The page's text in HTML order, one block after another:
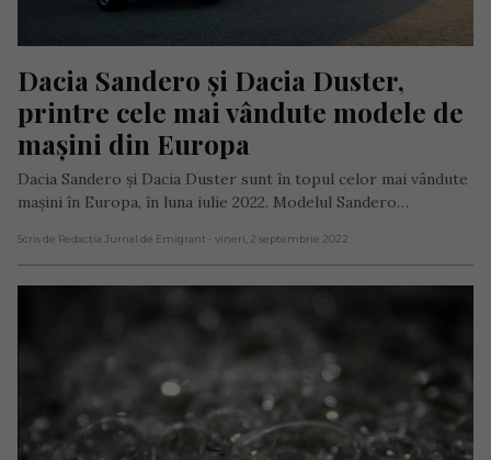
Dacia Sandero și Dacia Duster,
printre cele mai vândute modele de
mașini din Europa
Dacia Sandero şi Dacia Duster sunt în topul celor mai vândute
maşini în Europa, în luna iulie 2022. Modelul Sandero…
Scris de Redacția Jurnal de Emigrant - vineri, 2 septembrie 2022